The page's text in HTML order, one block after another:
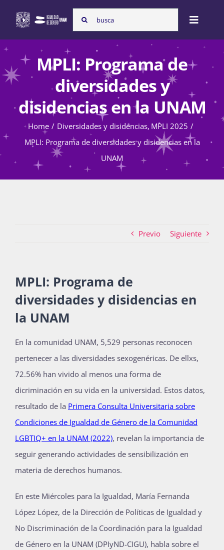
content
Search
for:
Toggle
Inicio
Nosotras
Programas
Atención de la violencia de género
La Boletina
Blog
Súmate
Publicaciones
Bienvenida generación 2027-1
MPLI: Programa de
diversidades y
disidencias en la UNAM
Home Diversidades y disidencias MPLI 2025
MPLI: Programa de diversidades y disidencias en la
UNAM
Previo Siguiente
MPLI: Programa de
diversidades y disidencias en
la UNAM
En la comunidad UNAM, 5,529 personas reconocen
pertenecer a las diversidades sexogenéricas. De ellxs,
72.56% han vivido al menos una forma de
dicriminación en su vida en la universidad. Estos datos,
resultado de la Primera Consulta Universitaria sobre
Condiciones de Igualdad de Género de la Comunidad
LGBTIQ+ en la UNAM (2022), revelan la importancia de
seguir generando actividades de sensibilización en
materia de derechos humanos.
En este Miércoles para la Igualdad, María Fernanda
López López, de la Dirección de Políticas de Igualdad y
No Discriminación de la Coordinación para la Igualdad
de Género en la UNAM (DPIyND-CIGU), habla sobre el